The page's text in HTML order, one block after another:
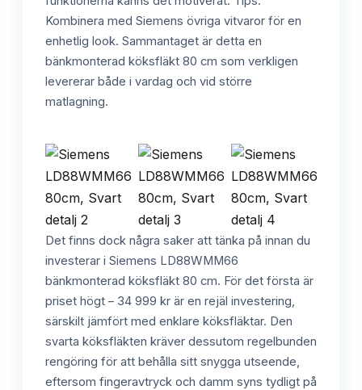
Kombinera med Siemens övriga vitvaror för en
enhetlig look. Sammantaget är detta en
bänkmonterad köksfläkt 80 cm som verkligen
levererar både i vardag och vid större
matlagning.
Det finns dock några saker att tänka på innan du
investerar i Siemens LD88WMM66
bänkmonterad köksfläkt 80 cm. För det första är
priset högt – 34 999 kr är en rejäl investering,
särskilt jämfört med enklare köksfläktar. Den
svarta köksfläkten kräver dessutom regelbunden
rengöring för att behålla sitt snygga utseende,
eftersom fingeravtryck och damm syns tydligt på